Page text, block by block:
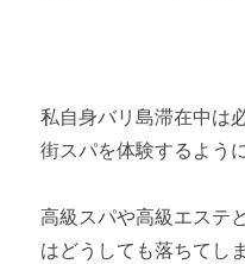
私自身バリ島滞在中は
街スパを体験するよう
高級スパや高級エステ
はどうしても落ちてし